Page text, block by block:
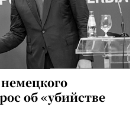
об «убийстве